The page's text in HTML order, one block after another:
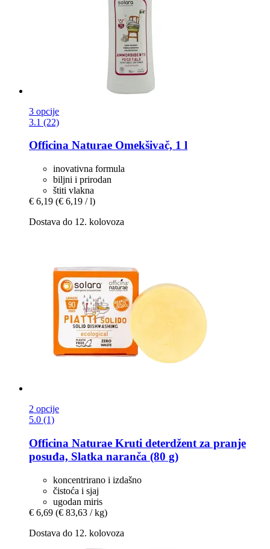
3 opcije
3.1 (22)
Officina Naturae Omekšivač, 1 l
inovativna formula
biljni i prirodan
štiti vlakna
€ 6,19 (€ 6,19 / l)
Dostava do 12. kolovoza
2 opcije
5.0 (1)
Officina Naturae Kruti deterdžent za pranje
posuđa, Slatka naranča (80 g)
koncentrirano i izdašno
čistoća i sjaj
ugodan miris
€ 6,69 (€ 83,63 / kg)
Dostava do 12. kolovoza